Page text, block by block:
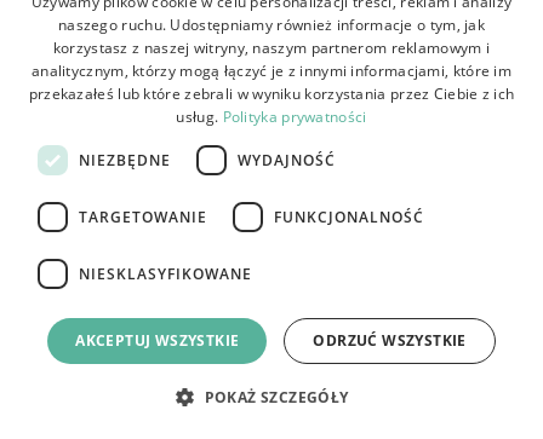
NOWOŚĆ
BATERIA UMYWALKOWA PREMIUM REA JOE TYTAN
NISKA
POLISH
BULGARIAN
ROMANIAN
naszego ruchu. Udostępniamy również informacje o tym, jak
korzystasz z naszej witryny, naszym partnerom reklamowym i
analitycznym, którzy mogą łączyć je z innymi informacjami, które im
przekazałeś lub które zebrali w wyniku korzystania przez Ciebie z ich
usług. Polityka prywatności
NIEZBĘDNE WYDAJNOŚĆ
TARGETOWANIE FUNKCJONALNOŚĆ
NIESKLASYFIKOWANE
AKCEPTUJ WSZYSTKIE ODRZUĆ WSZYSTKIE
POKAŻ SZCZEGÓŁY